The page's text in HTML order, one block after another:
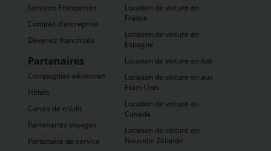
Services Entreprises
Comités d'entreprise
Devenez franchisés
Partenaires
Compagnies aériennes
Hôtels
Cartes de crédit
Partenaires voyages
Partenaire de service
Location de voiture en
France
Location de voiture en
Espagne
Location de voiture en Italie
Location de voiture en aux
Etats-Unis
Location de voiture au
Canada
Location de voiture en
Nouvelle Zélande